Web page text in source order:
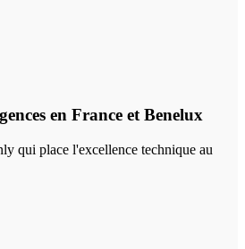
en France et Benelux
qui place l'excellence technique au